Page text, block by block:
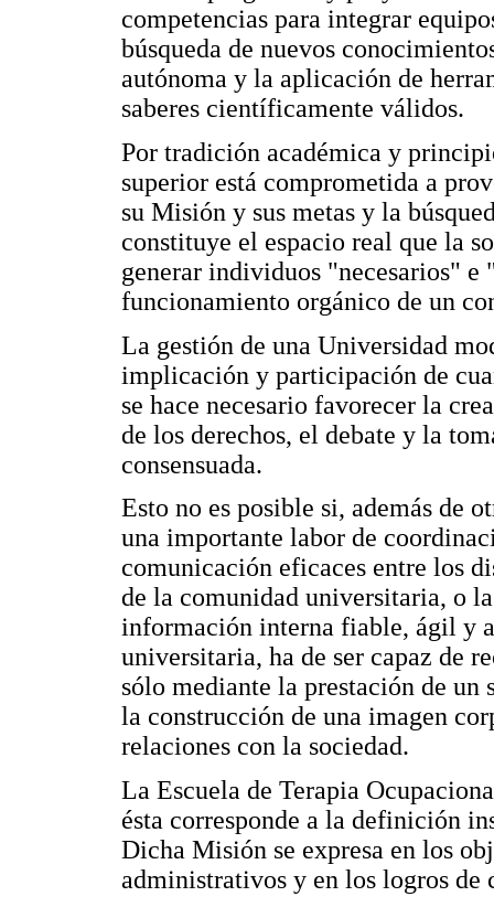
competencias para integrar
búsqueda de nuevos
autónoma y la aplicación de
saberes científicamente válidos.
Por tradición académica y
superior está comprometida a
su Misión y sus metas y la
constituye el espacio real que la
generar individuos "necesarios"
funcionamiento orgánico de un
La gestión de una Universidad
implicación y participación de
se hace necesario favorecer la
de los derechos, el debate y la
consensuada.
Esto no es posible si, además de
una importante labor de
comunicación eficaces entre los
de la comunidad universitaria, o
información interna fiable, ágil y
universitaria, ha de ser capaz de
sólo mediante la prestación de
la construcción de una imagen
relaciones con la sociedad.
La Escuela de Terapia
ésta corresponde a la definición
Dicha Misión se expresa en los
administrativos y en los logros de